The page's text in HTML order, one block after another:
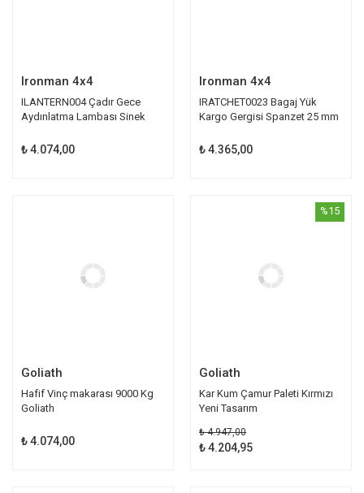
Ironman 4x4
ILANTERN004 Çadır Gece
Aydınlatma Lambası Sinek
₺ 4.074,00
Ironman 4x4
IRATCHET0023 Bagaj Yük
Kargo Gergisi Spanzet 25 mm
₺ 4.365,00
Goliath
Hafif Vinç makarası 9000 Kg
Goliath
₺ 4.074,00
Goliath
Kar Kum Çamur Paleti Kırmızı
Yeni Tasarım
%15
₺ 4.947,00
₺ 4.204,95